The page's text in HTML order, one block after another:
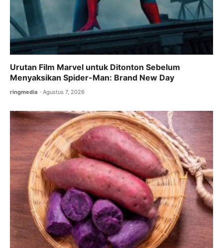
Urutan Film Marvel untuk Ditonton Sebelum
Menyaksikan Spider-Man: Brand New Day
ringmedia Agustus 7, 2026